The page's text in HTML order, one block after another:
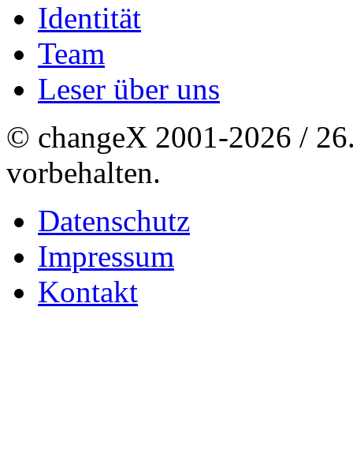
Identität
Team
Leser über uns
© changeX 2001-2026 /
vorbehalten.
Datenschutz
Impressum
Kontakt